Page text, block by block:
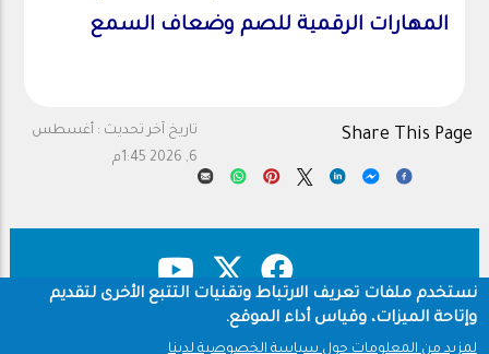
المهارات الرقمية للصم وضعاف السمع
تاريخ آخر تحديث : أغسطس
6, 2026 1:45م
Share This Page
Footer
نستخدم ملفات تعريف الارتباط وتقنيات التتبع الأخرى لتقديم
وإتاحة الميزات، وقياس أداء الموقع.
لمزيد من المعلومات حول سياسة الخصوصية لدينا